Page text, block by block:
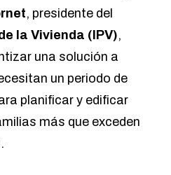
, presidente del
la Vivienda (IPV),
una solución a
un periodo de
planificar y edificar
más que exceden